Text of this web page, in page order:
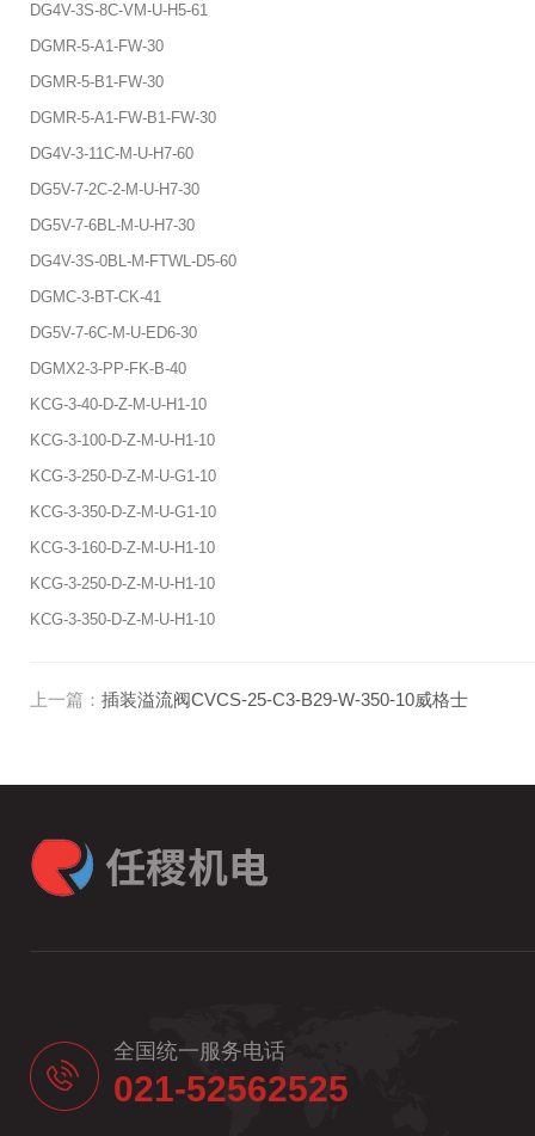
DG4V-3S-8C-VM-U-H5-61
DGMR-5-A1-FW-30
DGMR-5-B1-FW-30
DGMR-5-A1-FW-B1-FW-30
DG4V-3-11C-M-U-H7-60
DG5V-7-2C-2-M-U-H7-30
DG5V-7-6BL-M-U-H7-30
DG4V-3S-0BL-M-FTWL-D5-60
DGMC-3-BT-CK-41
DG5V-7-6C-M-U-ED6-30
DGMX2-3-PP-FK-B-40
KCG-3-40-D-Z-M-U-H1-10
KCG-3-100-D-Z-M-U-H1-10
KCG-3-250-D-Z-M-U-G1-10
KCG-3-350-D-Z-M-U-G1-10
KCG-3-160-D-Z-M-U-H1-10
KCG-3-250-D-Z-M-U-H1-10
KCG-3-350-D-Z-M-U-H1-10
上一篇： 插装溢流阀CVCS-25-C3-B29-W-350-10威格士
全国统一服务电话
021-52562525